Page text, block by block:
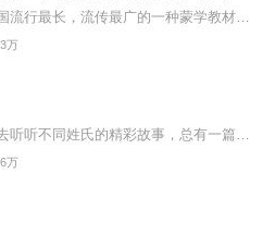
万
万